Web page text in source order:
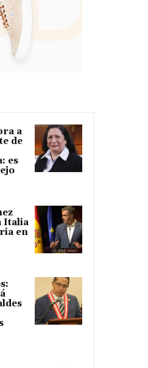
a
de
es
Italia
en